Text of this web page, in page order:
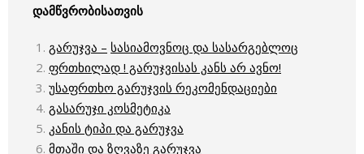
დამწვრობისათვის
გარუჯვა – სასიამოვნოც და სასარგებლოც
ფრთხილად ! გარუჯვისას კანს არ ავნო!
უსაფრთხო გარუჯვის რეკომენდაციები
გასარუჯი კოსმეტიკა
კანის ტიპი და გარუჯვა
მთაში და ზღვაზე გარუჯვა